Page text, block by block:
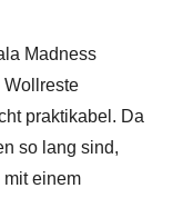
Madness
Wollreste
praktikabel. Da
so lang sind,
einem